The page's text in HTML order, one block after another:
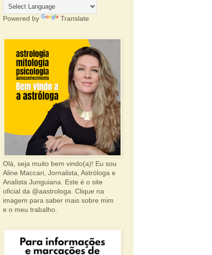
Powered by Translate
Olá, seja muito bem vindo(a)! Eu sou
Aline Maccari, Jornalista, Astróloga e
Analista Junguiana. Este é o site
oficial da @aastrologa. Clique na
imagem para saber mais sobre mim
e o meu trabalho.